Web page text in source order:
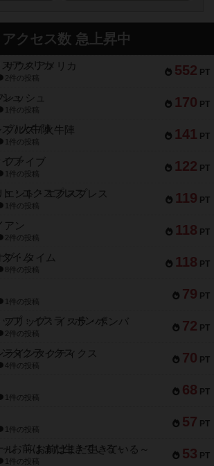
アクセス数 急上昇中
552 PT
サウスアメリカ
2件の投稿
170 PT
ッシュ
1件の投稿
141 PT
ブルズ / 火牛陣
1件の投稿
122 PT
ファイブ
1件の投稿
119 PT
エント・エクスプレス
1件の投稿
118 PT
アン
2件の投稿
118 PT
ブ・タイム
8件の投稿
79 PT
1件の投稿
72 PT
フリップ：イスラ・ボンバ
2件の投稿
70 PT
ラインタクティクス
4件の投稿
68 PT
1件の投稿
57 PT
1件の投稿
53 PT
ル ～お前はまだ生きている～
1件の投稿